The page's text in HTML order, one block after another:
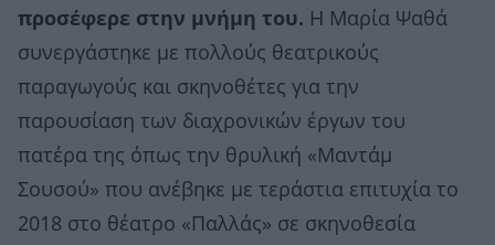
προσέφερε στην μνήμη του. Η Μαρία Ψαθά
συνεργάστηκε με πολλούς θεατρικούς
παραγωγούς και σκηνοθέτες για την
παρουσίαση των διαχρονικών έργων του
πατέρα της όπως την θρυλική «Μαντάμ
Σουσού» που ανέβηκε με τεράστια επιτυχία το
2018 στο θέατρο «Παλλάς» σε σκηνοθεσία